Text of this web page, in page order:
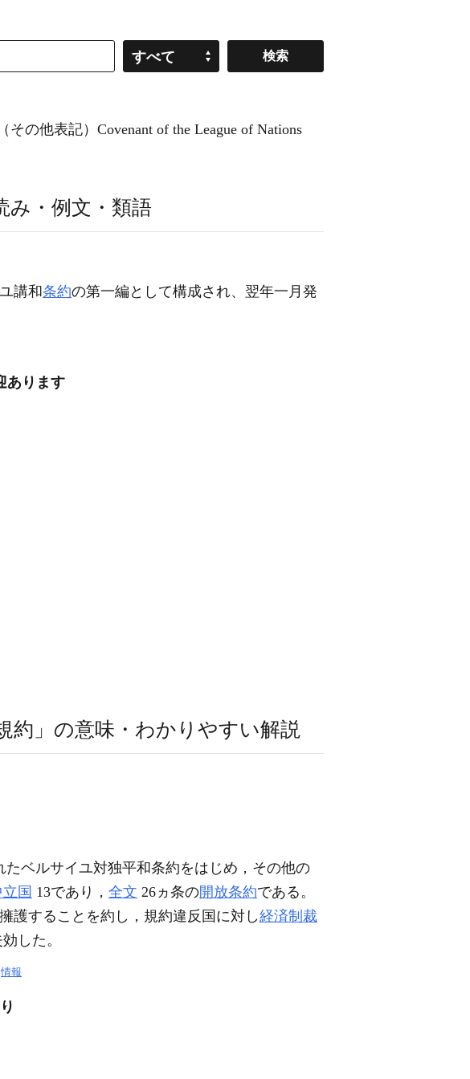
すべて
（その他表記）Covenant of the League of Nations
み・例文・類語
講和条約の第一編として構成され、翌年一月発
あります
約」の意味・わかりやすい解説
たベルサイユ対独平和条約をはじめ，その他の
立国 13であり， 全文 26ヵ条の開放条約である。
護することを約し，規約違反国に対し経済制裁
した。
情報